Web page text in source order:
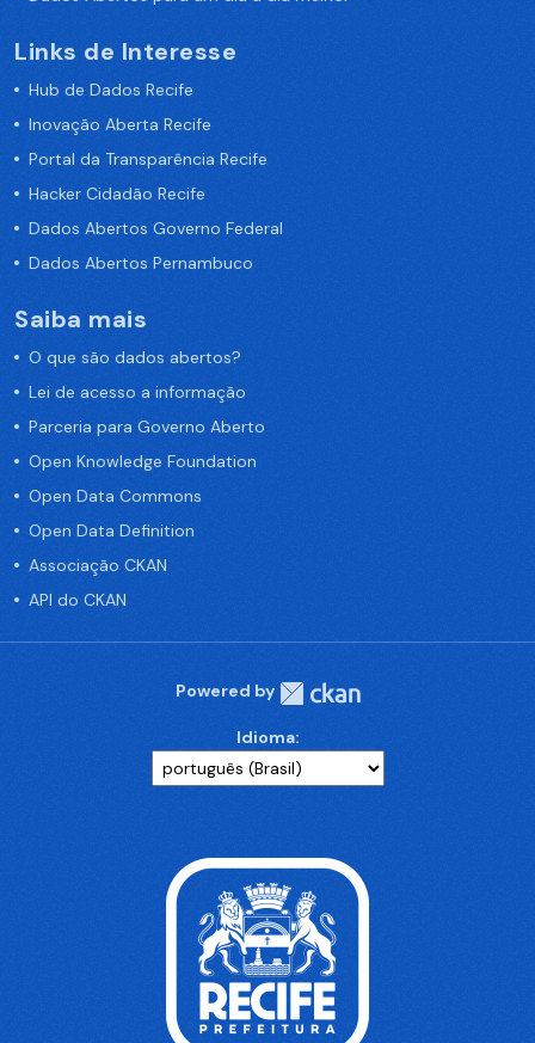
Links de Interesse
Hub de Dados Recife
Inovação Aberta Recife
Portal da Transparência Recife
Hacker Cidadão Recife
Dados Abertos Governo Federal
Dados Abertos Pernambuco
Saiba mais
O que são dados abertos?
Lei de acesso a informação
Parceria para Governo Aberto
Open Knowledge Foundation
Open Data Commons
Open Data Definition
Associação CKAN
API do CKAN
Powered by
Idioma